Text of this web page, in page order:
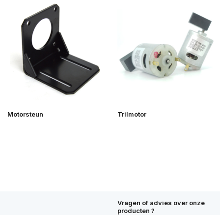
Motorsteun Trilmotor
Vragen of advies over onze
producten ?